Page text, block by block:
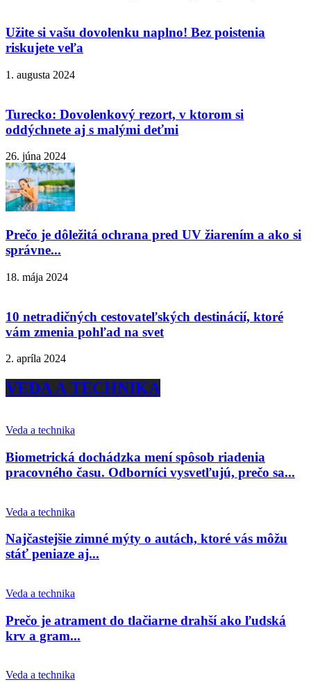
Užite si vašu dovolenku naplno! Bez poistenia
riskujete veľa
1. augusta 2024
Turecko: Dovolenkový rezort, v ktorom si
oddýchnete aj s malými deťmi
26. júna 2024
Prečo je dôležitá ochrana pred UV žiarením a ako si
správne...
18. mája 2024
10 netradičných cestovateľských destinácií, ktoré
vám zmenia pohľad na svet
2. apríla 2024
VEDA A TECHNIKA
Veda a technika
Biometrická dochádzka mení spôsob riadenia
pracovného času. Odborníci vysvetľujú, prečo sa...
Veda a technika
Najčastejšie zimné mýty o autách, ktoré vás môžu
stáť peniaze aj...
Veda a technika
Prečo je atrament do tlačiarne drahší ako ľudská
krv a gram...
Veda a technika